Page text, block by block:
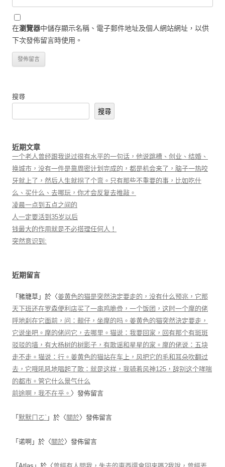
在瀏覽器中儲存顯示名稱、電子郵件地址及個人網站網址，以供
下次發佈留言時使用。
搜尋
搜尋
近期文章
一个老人曾经跟我说过很有水平的一句话，他说跳槽、创业、结婚、
换城市，没有一件是靠周密计划完成的，都是机会来了，脑子一热咬
牙就上了，然后人生就拐了个弯。只有那些不重要的事，比如吃什
么、买什么、去哪玩，你才会反复去推敲。
凌晨一点到五点之间的
人一定要活到35岁以后
钱最大的作用就是不必搭理任何人！
突然意识到:
近期留言
「 豬籠草 」於〈姜黄色的猫是突然決定要走的，没有什么预兆，它那
天下班还在罗森便利店买了一串鸡脆骨，一个饭团，这时一个摩的佬
呼地刹在它面前，问：靓仔，坐摩的吗。姜黄色的猫突然決定要走，
它说坐吧。摩的佬问它，去哪里。猫说：我要回家，回有那个有斑斑
驳驳的墙，有大杨树的树影子，有歌谣和星星的家。摩的佬说：五块
走不走。猫说：行。姜黄色的猫站在车上，风把它的毛和耳朵吹翻过
去，它哦吼吼地唱起了歌：就是这样，我骑着风神125，辞别这个哮喘
的都市。管它什么景气什么
前途啊，我不在乎。 〉發佈留言
「 默默ㄇㄛˋ 」於〈 關於〉發佈留言
「 诺啊 」於〈 關於〉發佈留言